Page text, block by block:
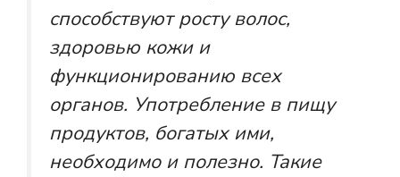
способствуют росту волос,
здоровью кожи и
функционированию всех
органов. Употребление в пищу
продуктов, богатых ими,
необходимо и полезно. Такие